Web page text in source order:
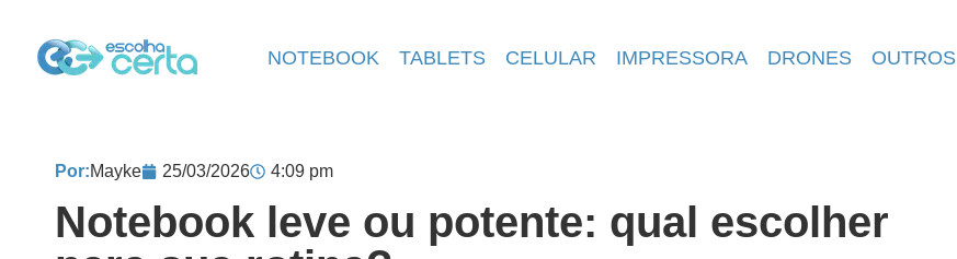
NOTEBOOK TABLETS CELULAR IMPRESSORA DRONES OUTROS
Por:Mayke 25/03/2026 4:09 pm
Notebook leve ou potente: qual escolher